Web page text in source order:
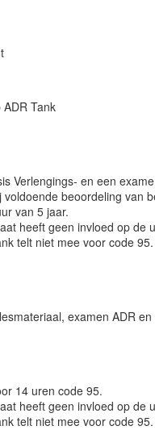
Tank
Verlengings- en een
beoordeling
van 5 jaar.
heeft geen invloed op
telt niet mee voor code 95.
examen ADR
14 uren code 95.
heeft geen invloed op
telt niet mee voor code 95.